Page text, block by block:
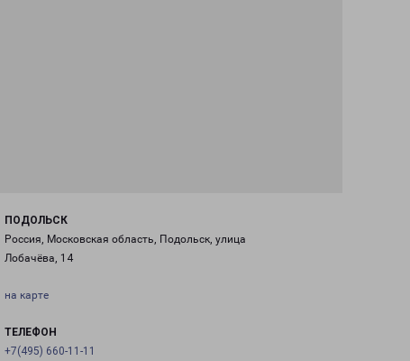
ПОДОЛЬСК
Россия, Московская область, Подольск, улица
Лобачёва, 14
на карте
ТЕЛЕФОН
+7(495) 660-11-11